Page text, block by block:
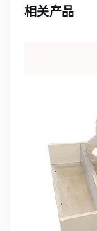
相关产品